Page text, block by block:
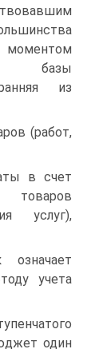
моментом
базы
из
(работ,
в счет
услуг),
означает
учета
один